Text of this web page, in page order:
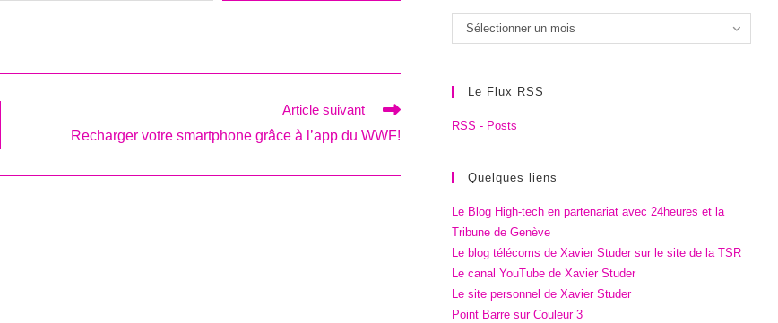
Article suivant
Recharger votre smartphone grâce à l’app du WWF!
Les
archives
Sélectionner un mois
Le Flux RSS
RSS - Posts
Quelques liens
Le Blog High-tech en partenariat avec 24heures et la
Tribune de Genève
Le blog télécoms de Xavier Studer sur le site de la TSR
Le canal YouTube de Xavier Studer
Le site personnel de Xavier Studer
Point Barre sur Couleur 3